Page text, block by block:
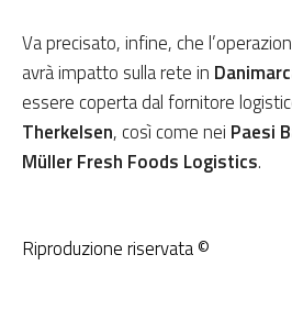
Va precisato, infine, che
avrà impatto sulla rete in
essere coperta dal fornitore
Therkelsen, così come nei Paesi
Müller Fresh Foods Logistics.
Riproduzione riservata ©